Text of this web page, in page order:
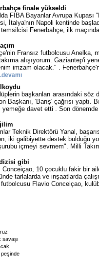
finale yükseldi
FIBA Bayanlar Avrupa Kupası
İtalya'nın Napoli kentinde
Fenerbahçe, ilk
Fransız futbolcusu Anelka,
alışıyorum. Gaziantep'i
imzam olacak." .
devamı
başkanları arasındaki söz
Başkanı, 'Barış' çağrısı yaptı.
yemeğe davet etti . Son
Teknik Direktörü Yanal,
iki galibiyette destek bulduğu
içmeyi sevmem". Milli
gibi
Conceiçao, 10 çocuklu fakir bir
tarlalarda ve inşaatlarda
futbolcusu Flavio Conceiçao,
savaşı